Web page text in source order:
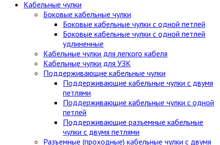
Кабельные чулки
Боковые кабельные чулки
Боковые кабельные чулки с одной петлей
Боковые кабельные чулки с одной петлей
удлиненные
Кабельные чулки для легкого кабеля
Кабельные чулки для УЗК
Поддерживающие кабельные чулки
Поддерживающие кабельные чулки с двумя
петлями
Поддерживающие кабельные чулки с одной
петлей
Поддерживающие разъемные кабельные
чулки с двумя петлями
Разъемные (проходные) кабельные чулки с двумя